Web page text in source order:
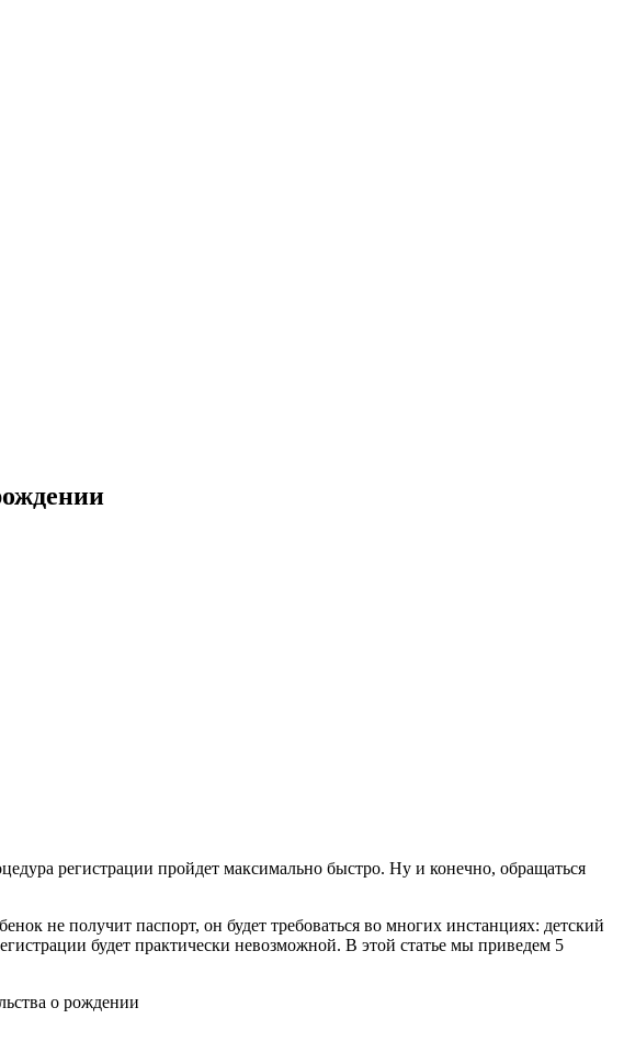
регистрации пройдет максимально быстро. Ну и конечно, обращаться
не получит паспорт, он будет требоваться во многих инстанциях: детский
будет практически невозможной. В этой статье мы приведем 5